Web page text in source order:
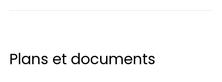
Plans et documents